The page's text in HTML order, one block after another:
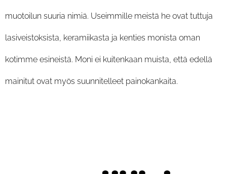
muotoilun suuria nimiä. Useimmille meistä he ovat tuttuja
lasiveistoksista, keramiikasta ja kenties monista oman
kotimme esineistä. Moni ei kuitenkaan muista, että edellä
mainitut ovat myös suunnitelleet painokankaita.